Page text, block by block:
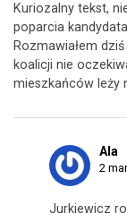
Kuriozalny tekst,
poparcia
Rozmawiałem
koalicji nie
mieszkańców leży
Ala
2
Jurkiewicz